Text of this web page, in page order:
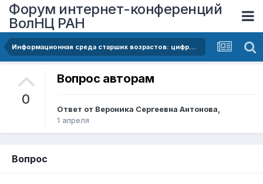
Форум интернет-конференций
ВолНЦ РАН
Информационная среда старших возрастов: цифровой разрыв и новые возможности
0
Вопрос авторам
Ответ от Вероника Сергеевна Антонова,
1 апреля
Вопрос